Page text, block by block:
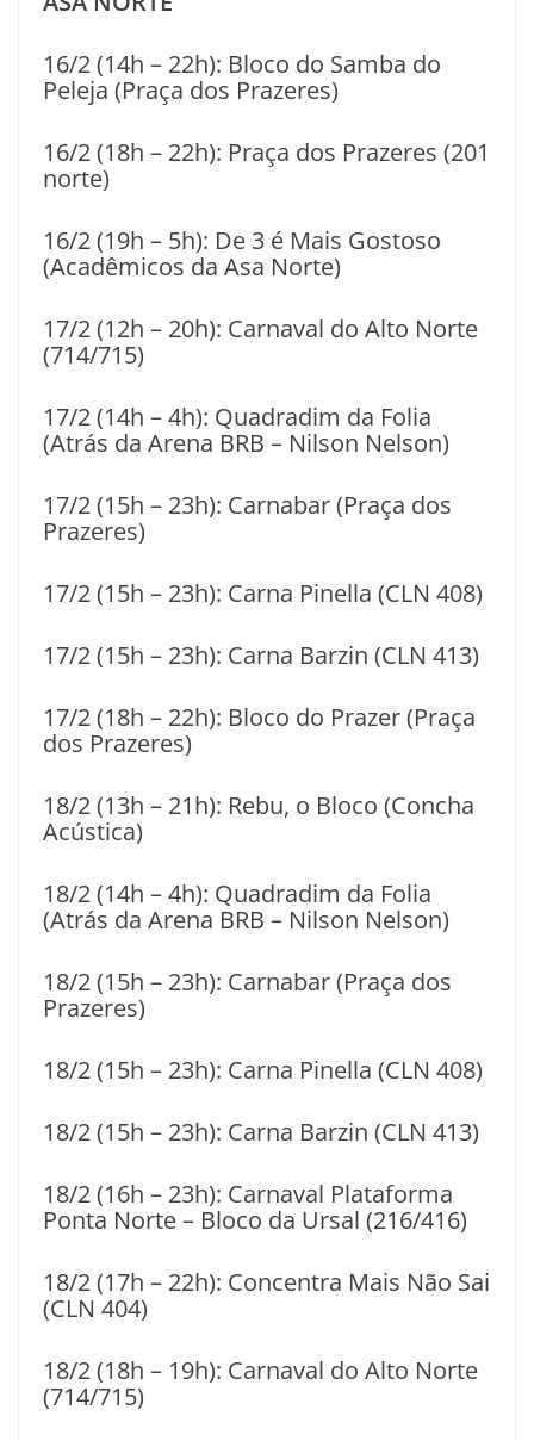
16/2 (14h – 22h): Bloco do Samba do
Peleja (Praça dos Prazeres)
16/2 (18h – 22h): Praça dos Prazeres (201
norte)
16/2 (19h – 5h): De 3 é Mais Gostoso
(Acadêmicos da Asa Norte)
17/2 (12h – 20h): Carnaval do Alto Norte
(714/715)
17/2 (14h – 4h): Quadradim da Folia
(Atrás da Arena BRB – Nilson Nelson)
17/2 (15h – 23h): Carnabar (Praça dos
Prazeres)
17/2 (15h – 23h): Carna Pinella (CLN 408)
17/2 (15h – 23h): Carna Barzin (CLN 413)
17/2 (18h – 22h): Bloco do Prazer (Praça
dos Prazeres)
18/2 (13h – 21h): Rebu, o Bloco (Concha
Acústica)
18/2 (14h – 4h): Quadradim da Folia
(Atrás da Arena BRB – Nilson Nelson)
18/2 (15h – 23h): Carnabar (Praça dos
Prazeres)
18/2 (15h – 23h): Carna Pinella (CLN 408)
18/2 (15h – 23h): Carna Barzin (CLN 413)
18/2 (16h – 23h): Carnaval Plataforma
Ponta Norte – Bloco da Ursal (216/416)
18/2 (17h – 22h): Concentra Mais Não Sai
(CLN 404)
18/2 (18h – 19h): Carnaval do Alto Norte
(714/715)